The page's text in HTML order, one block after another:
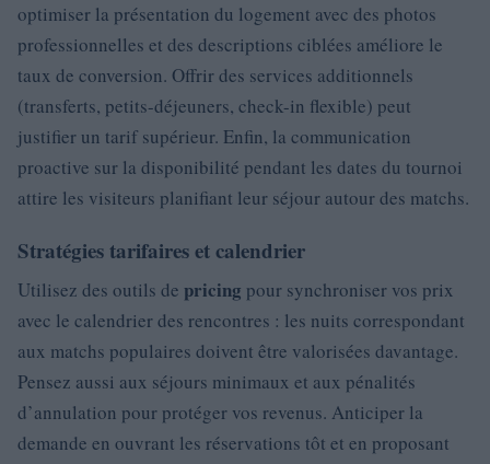
optimiser la présentation du logement avec des photos
professionnelles et des descriptions ciblées améliore le
taux de conversion. Offrir des services additionnels
(transferts, petits-déjeuners, check-in flexible) peut
justifier un tarif supérieur. Enfin, la communication
proactive sur la disponibilité pendant les dates du tournoi
attire les visiteurs planifiant leur séjour autour des matchs.
Stratégies tarifaires et calendrier
Utilisez des outils de pricing pour synchroniser vos prix
avec le calendrier des rencontres : les nuits correspondant
aux matchs populaires doivent être valorisées davantage.
Pensez aussi aux séjours minimaux et aux pénalités
d’annulation pour protéger vos revenus. Anticiper la
demande en ouvrant les réservations tôt et en proposant